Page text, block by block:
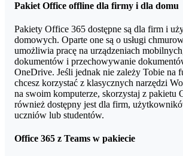
Pakiet Office offline dla firmy i dla domu
Pakiety Office 365 dostępne są dla firm i
domowych. Oparte one są o usługi
umożliwia pracę na urządzeniach
dokumentów i przechowywanie
OneDrive. Jeśli jednak nie zależy Tobie na
chcesz korzystać z klasycznych narzędzi
na swoim komputerze, skorzystaj z pakietu
również dostępny jest dla firm,
uczniów lub studentów.
Office 365 z Teams w pakiecie